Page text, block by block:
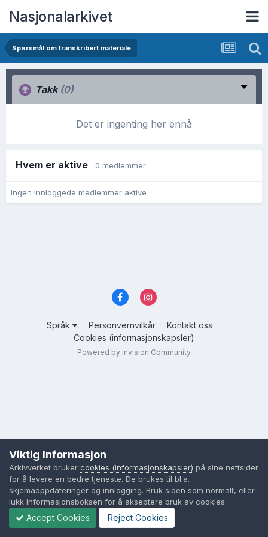
Nasjonalarkivet
Spørsmål om transkribert materiale
Takk (0)
Det er ingenting her ennå
Hvem er aktive 0 medlemmer
Ingen innloggede medlemmer aktive
Språk Personvernvilkår
Kontakt oss
Cookies (informasjonskapsler)
Powered by Invision Community
Viktig Informasjon
Arkivverket bruker cookies (informasjonskapsler) på sine nettsider
for å levere en bedre tjeneste. De brukes til bl.a.
skjemaoppdateringer og innlogging. Bruk siden som normalt, eller
lukk informasjonsboksen for å akseptere bruk av cookies.
Accept Cookies Reject Cookies